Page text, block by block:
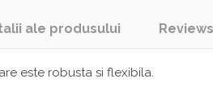
ale produsului Reviews
este robusta si flexibila.